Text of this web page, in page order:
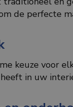
de perfecte
keuze voor
in uw